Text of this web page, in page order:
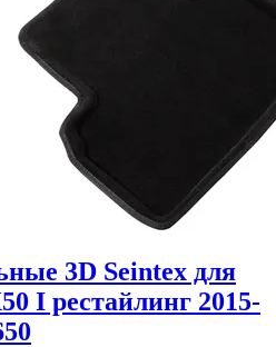
3D Seintex для
I рестайлинг 2015-